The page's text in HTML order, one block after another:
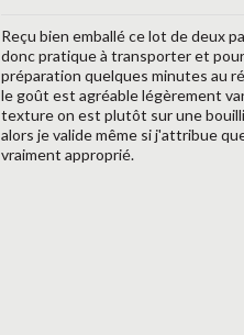
Reçu bien emballé ce lot de deux
donc pratique à transporter et
préparation quelques minutes au
le goût est agréable légèrement
texture on est plutôt sur une
alors je valide même si j'attribue
vraiment approprié.